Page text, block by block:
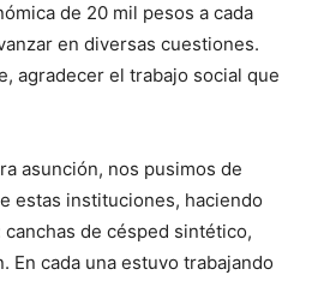
de 20 mil pesos a cada
en diversas cuestiones.
agradecer el trabajo social que
asunción, nos pusimos de
estas instituciones, haciendo
de césped sintético,
En cada una estuvo trabajando